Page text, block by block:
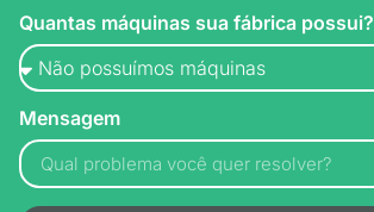
Quantas máquinas sua fábrica possui?
Mensagem